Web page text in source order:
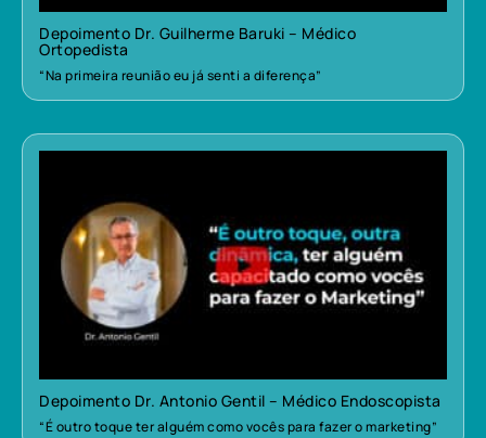
Depoimento Dr. Guilherme Baruki – Médico
Ortopedista
“Na primeira reunião eu já senti a diferença”
Depoimento Dr. Antonio Gentil – Médico Endoscopista
“É outro toque ter alguém como vocês para fazer o marketing”